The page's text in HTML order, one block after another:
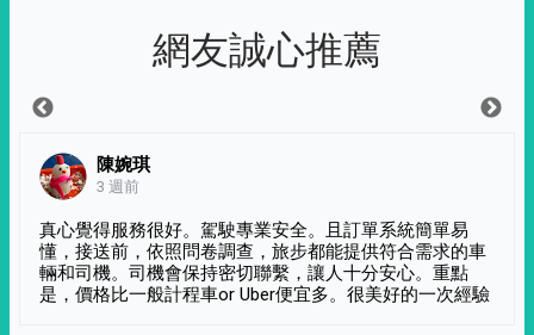
網友誠心推薦
陳婉琪
3 週前
真心覺得服務很好。駕駛專業安全。且訂單系統簡單易
懂，接送前，依照問卷調查，旅步都能提供符合需求的車
輛和司機。司機會保持密切聯繫，讓人十分安心。重點
是，價格比一般計程車or Uber便宜多。很美好的一次經驗